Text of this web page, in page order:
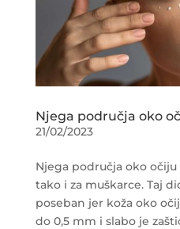
Njega područja oko
21/02/2023
Njega područja oko
tako i za muškarce. Taj
poseban jer koža oko
do 0,5 mm i slabo je